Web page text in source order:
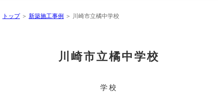
トップ＞ 新築施工事例 ＞ 川崎市立橘中学校
川崎市立橘中学校
学校